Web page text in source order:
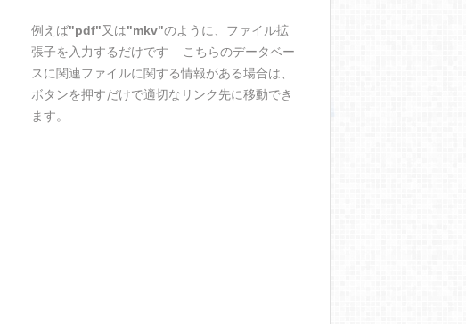
例えば"pdf"又は"mkv"のように、ファイル拡
張子を入力するだけです – こちらのデータベー
スに関連ファイルに関する情報がある場合は、
ボタンを押すだけで適切なリンク先に移動でき
ます。